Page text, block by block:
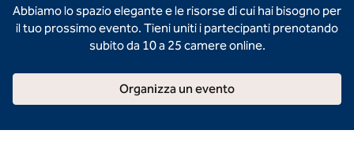
Abbiamo lo spazio elegante e le risorse di cui hai bisogno per
il tuo prossimo evento. Tieni uniti i partecipanti prenotando
subito da 10 a 25 camere online.
Organizza un evento